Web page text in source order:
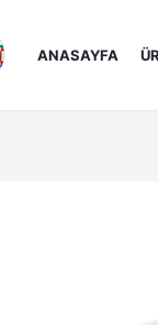
ANASAYFA